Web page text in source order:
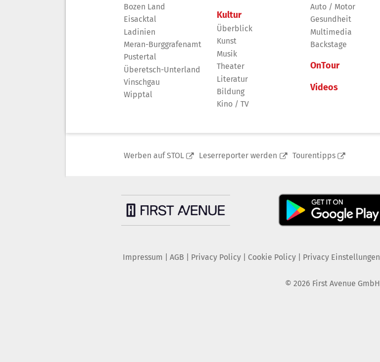
Bozen Land
Eisacktal
Ladinien
Meran-Burggrafenamt
Pustertal
Überetsch-Unterland
Vinschgau
Wipptal
Kultur
Überblick
Kunst
Musik
Theater
Literatur
Bildung
Kino / TV
Auto / Motor
Gesundheit
Multimedia
Backstage
OnTour
Videos
Werben auf STOL Leserreporter werden Tourentipps
Impressum AGB Privacy Policy| Cookie Policy| Privacy Einstellungen
© 2026 First Avenue GmbH